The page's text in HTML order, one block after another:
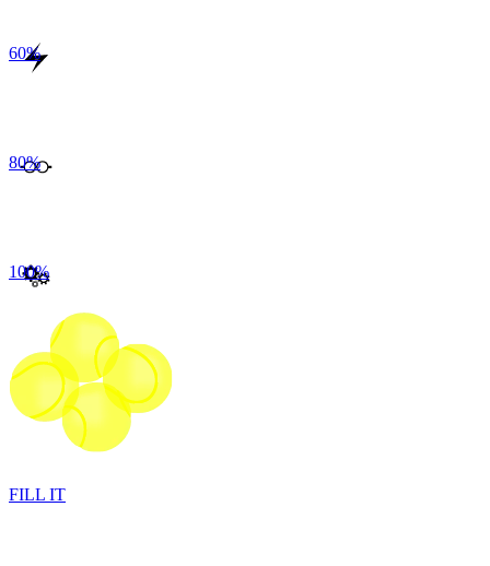
60%
80%
100%
FILL IT